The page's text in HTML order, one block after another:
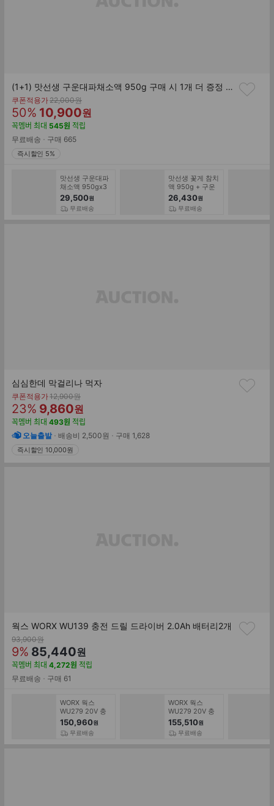
(1+1) 맛선생 구운대파채소액 950g 구매 시 1개 더 증정 (총 2개)
쿠폰적용가기
존
가
22,000원
할
인
률
50% 판
매
가
10,900원
꼭멤버 최대 545원 적립
무료배송
구매 665
즉시할인 5%
맛선생 구운대파
채소액 950gx3
개
29,500원
무료배송
맛선생 꽃게 참치
액 950g + 구운
대파 채소액
950g
26,430원
무료배송
심심한데 막걸리나 먹자
쿠폰적용가기
존
가
12,900원
할
인
률
23% 판
매
가
9,860원
꼭멤버 최대 493원 적립
오늘출발
배송비 2,500원 구매 1,628
즉시할인 10,000원
웍스 WORX WU139 충전 드릴 드라이버 2.0Ah 배터리2개
기
존
가
93,900원
할
인
률
9% 판
매
가
85,440원
꼭멤버 최대 4,272원 적립
무료배송
구매 61
WORX 웍스
WU279 20V 충
전 임팩렌치 전동
임팩트렌치
6.0Ah 배터리1개
150,960원
무료배송
WORX 웍스
WU279 20V 충
전 임팩렌치 전동
임팩트렌치
4.0Ah 배터리2개
155,510원
무료배송